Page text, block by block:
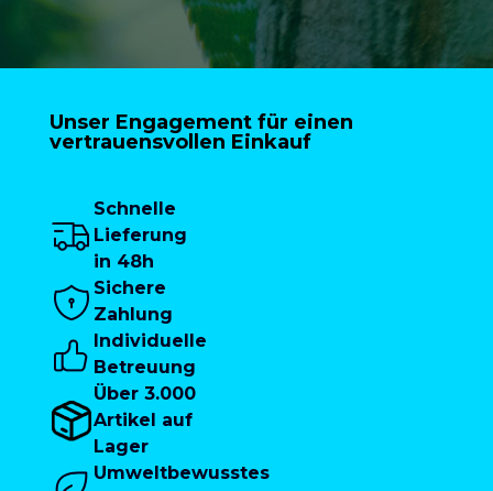
Unser Engagement für einen
vertrauensvollen Einkauf
Schnelle
Lieferung
in 48h
Sichere
Zahlung
Individuelle
Betreuung
Über 3.000
Artikel auf
Lager
Umweltbewusstes